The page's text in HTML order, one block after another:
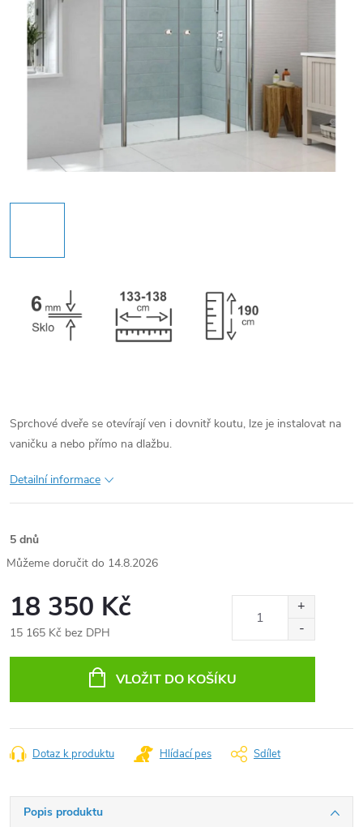
Sprchové dveře se otevírají ven i dovnitř koutu, lze je instalovat na
vaničku a nebo přímo na dlažbu.
Detailní informace
5 dnů
14.8.2026
18 350 Kč
15 165 Kč bez DPH
VLOŽIT DO KOŠÍKU
Dotaz k produktu Hlídací pes Sdílet
Popis produktu